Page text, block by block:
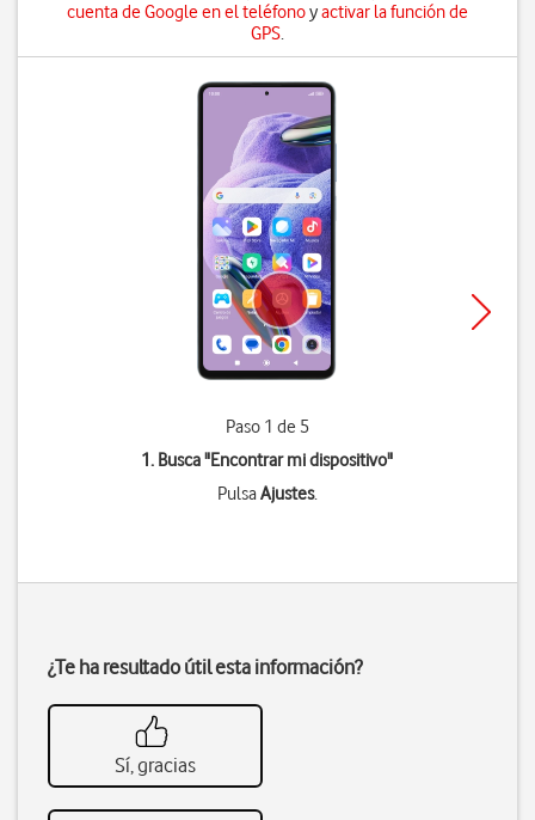
cuenta de Google en el teléfonoyactivar la función de
GPS.
Paso 1 de 5
1. Busca "Encontrar mi dispositivo"
PulsaAjustes.
¿Te ha resultado útil esta información?
Sí, gracias